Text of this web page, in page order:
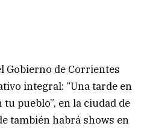
Gobierno de Corrientes
integral: “Una tarde en
pueblo”, en la ciudad de
también habrá shows en